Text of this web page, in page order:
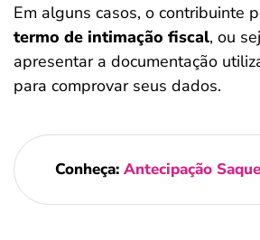
Em alguns casos, o contribuinte
termo de intimação fiscal, ou
apresentar a documentação
para comprovar seus dados.
Conheça: Antecipação